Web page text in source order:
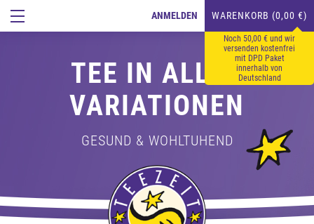
ANMELDEN WARENKORB (0,00 €)
Noch 50,00 € und wir
versenden kostenfrei
mit DPD Paket
innerhalb von
Deutschland
TEE IN ALLEN
VARIATIONEN
GESUND & WOHLTUHEND